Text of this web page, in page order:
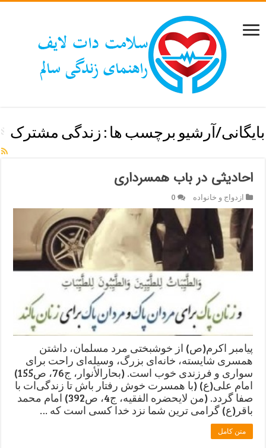
بایگانی/آرشیو برچسب ها : زندگی مشترک
احادیثی در باب همسرداری
ازدواج و خانواده 0
پیامبر اکرم(ص) از خوشبختی مرد مسلمان، داشتن
همسری شایسته، خانه‌ای بزرگ، وسیله‌ای راحت برای
سواری و فرزندی خوب است. (بحارالأنوار، ج76، ص155)
امام علی(ع) (با همسرت خوش رفتار باش تا زندگی‌ات با
صفا گردد. (من لایحضره الفقیه، ج4، ص392) امام محمد
باقر(ع) گرامی ‌ترین شما نزد خدا کسی است که …
متن کامل